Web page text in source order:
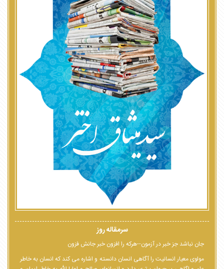
سرمقاله روز
جان نباشد جز خبر در آزمون--هرکه را افزون خبر جانش فزون
مولوی معیار انسانیت را آگاهی انسان دانسته و اشاره می کند که انسان به خاطر